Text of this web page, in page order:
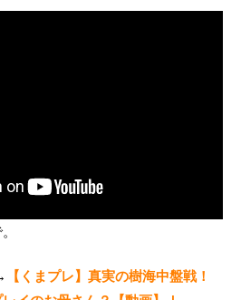
【くまプレ】真実の樹海中盤戦！